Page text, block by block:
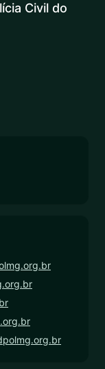
Civil do